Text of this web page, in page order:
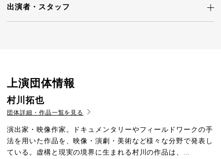
出演者・ スタッフ
上演団体情報
村川拓也
団体詳細・作品一覧を見る
演出家・映像作家。ドキュメンタリーやフィールドワークの手
法を用いた作品を、映像・演劇・美術など様々な分野で発表し
ている。虚構と現実の境界に生まれる村川の作品は、...